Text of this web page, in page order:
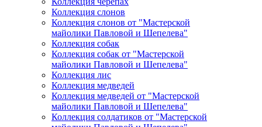
Коллекция слонов
Коллекция слонов от "Мастерской
майолики Павловой и Шепелева"
Коллекция собак
Коллекция собак от "Мастерской
майолики Павловой и Шепелева"
Коллекция лис
Коллекция медведей
Коллекция медведей от "Мастерской
майолики Павловой и Шепелева"
Коллекция солдатиков от "Мастерской